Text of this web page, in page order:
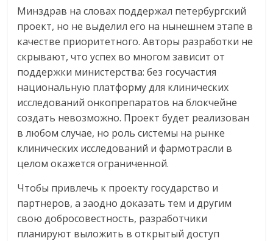
Минздрав на словах поддержал петербургский
проект, но не выделил его на нынешнем этапе в
качестве приоритетного. Авторы разработки не
скрывают, что успех во многом зависит от
поддержки министерства: без госучастия
национальную платформу для клинических
исследований онкопрепаратов на блокчейне
создать невозможно. Проект будет реализован
в любом случае, но роль системы на рынке
клинических исследований и фармотрасли в
целом окажется ограниченной.
Чтобы привлечь к проекту государство и
партнеров, а заодно доказать тем и другим
свою добросовестность, разработчики
планируют выложить в открытый доступ